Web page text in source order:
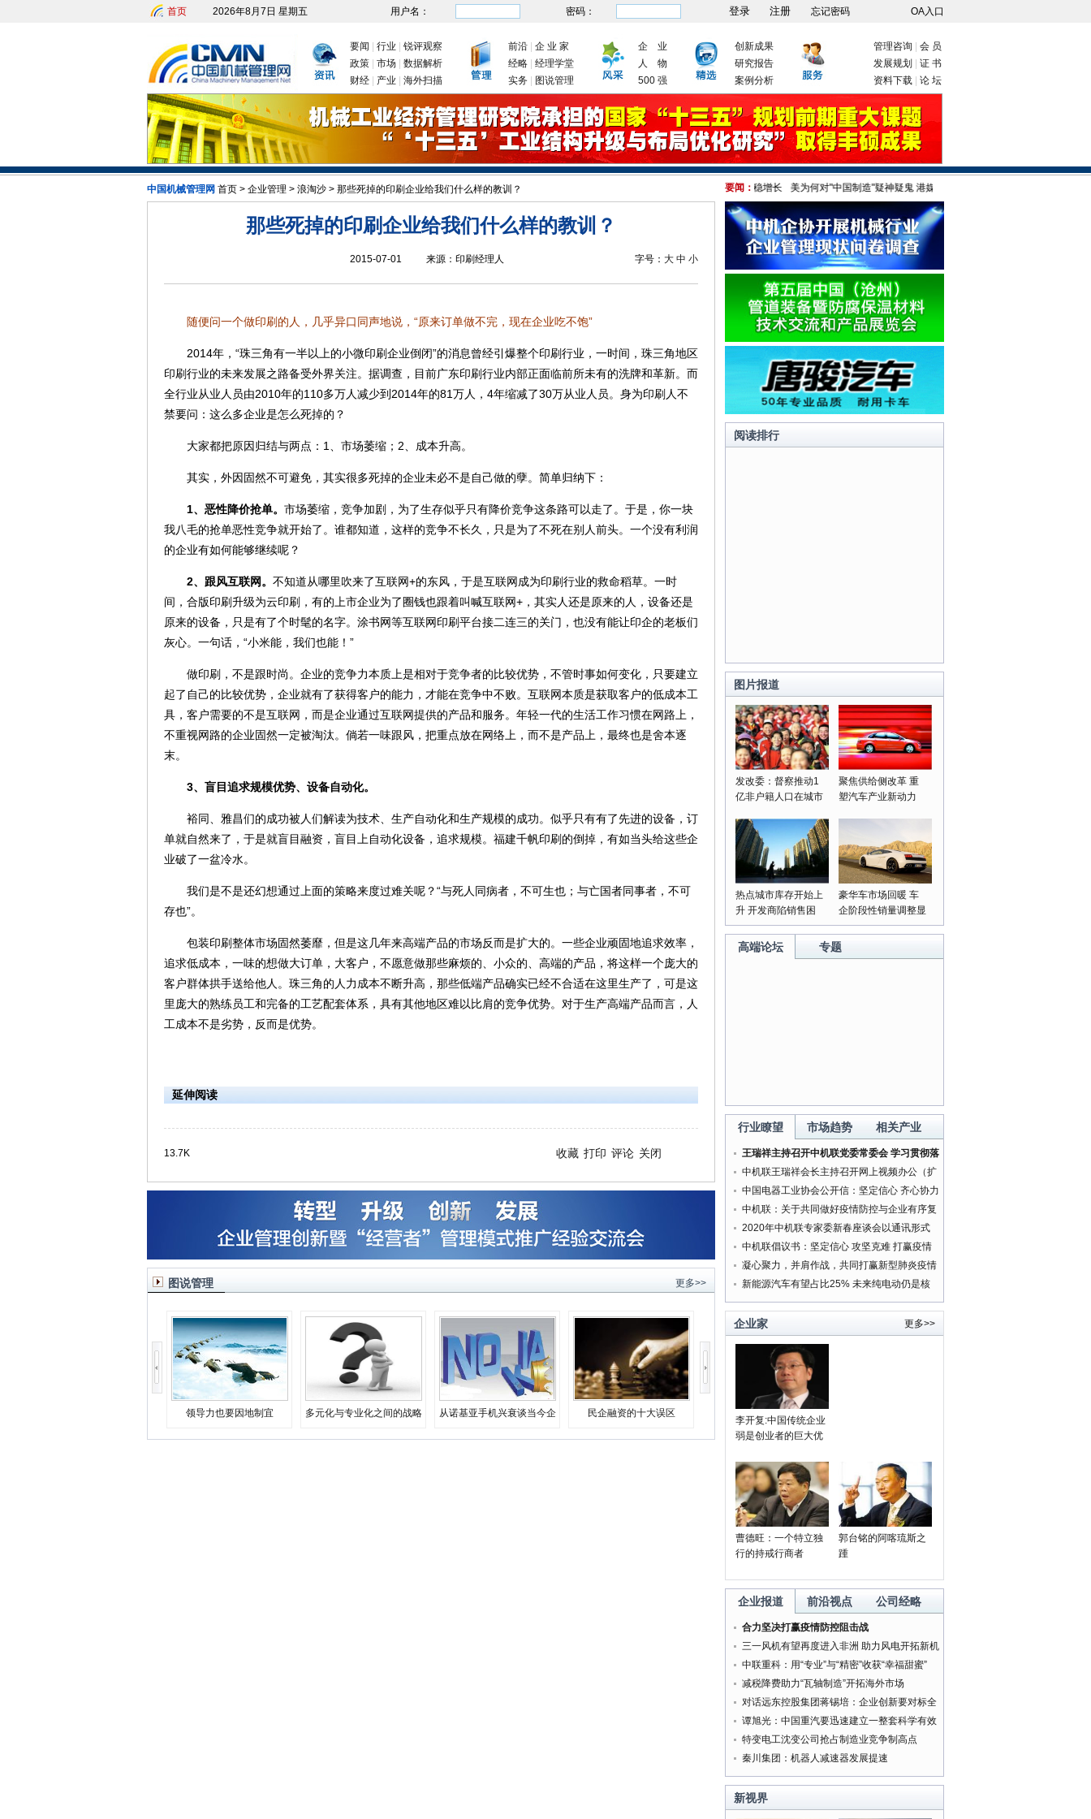
首页 2026年8月7日 星期五 用户名： 密码： 忘记密码 OA入口
要闻 行业
锐评观察
政策
市场
数据解析
财经
产业 海外扫描
前沿
企 业 家
经略
经理学堂
实务
图说管理
企 业
人 物
500 强
创新成果
研究报告
案例分析
管理咨询
会 员
发展规划
证 书
资料下载
论 坛
中国机械管理网 首页 > 企业管理 > 浪淘沙 > 那些死掉的印刷企业给我们什么样的教训？ 要闻：
发改委：九大举措有序推动企业复工复产 新年首次国务院常务会议为何聚焦制造业 我国出台四大举措促进制造业稳增长 美为何对"中国制造"疑神疑鬼 港媒:只因伤自尊!
那些死掉的印刷企业给我们什么样的教训？
字号： 大 中 小
2015-07-01 来源： 印刷经理人
随便问一个做印刷的人，几乎异口同声地说，“原来订单做不完，现在企业吃不饱”
2014年，“珠三角有一半以上的小微印刷企业倒闭”的消息曾经引爆整个印刷行业，一时间，珠三角地区
印刷行业的未来发展之路备受外界关注。据调查，目前广东印刷行业内部正面临前所未有的洗牌和革新。而
全行业从业人员由2010年的110多万人减少到2014年的81万人，4年缩减了30万从业人员。身为印刷人不
禁要问：这么多企业是怎么死掉的？
大家都把原因归结与两点：1、市场萎缩；2、成本升高。
其实，外因固然不可避免，其实很多死掉的企业未必不是自己做的孽。简单归纳下：
1、恶性降价抢单。 市场萎缩，竞争加剧，为了生存似乎只有降价竞争这条路可以走了。于是，你一块
我八毛的抢单恶性竞争就开始了。谁都知道，这样的竞争不长久，只是为了不死在别人前头。一个没有利润
的企业有如何能够继续呢？
2、跟风互联网。 不知道从哪里吹来了互联网+的东风，于是互联网成为印刷行业的救命稻草。一时
间，合版印刷升级为云印刷，有的上市企业为了圈钱也跟着叫喊互联网+，其实人还是原来的人，设备还是
原来的设备，只是有了个时髦的名字。涂书网等互联网印刷平台接二连三的关门，也没有能让印企的老板们
灰心。一句话，“小米能，我们也能！”
做印刷，不是跟时尚。企业的竞争力本质上是相对于竞争者的比较优势，不管时事如何变化，只要建立
起了自己的比较优势，企业就有了获得客户的能力，才能在竞争中不败。互联网本质是获取客户的低成本工
具，客户需要的不是互联网，而是企业通过互联网提供的产品和服务。年轻一代的生活工作习惯在网路上，
不重视网路的企业固然一定被淘汰。倘若一味跟风，把重点放在网络上，而不是产品上，最终也是舍本逐
末。
3、盲目追求规模优势、设备自动化。
裕同、雅昌们的成功被人们解读为技术、生产自动化和生产规模的成功。似乎只有有了先进的设备，订
单就自然来了，于是就盲目融资，盲目上自动化设备，追求规模。福建千帆印刷的倒掉，有如当头给这些企
业破了一盆冷水。
我们是不是还幻想通过上面的策略来度过难关呢？“与死人同病者，不可生也；与亡国者同事者，不可
存也”。
包装印刷整体市场固然萎靡，但是这几年来高端产品的市场反而是扩大的。一些企业顽固地追求效率，
追求低成本，一味的想做大订单，大客户，不愿意做那些麻烦的、小众的、高端的产品，将这样一个庞大的
客户群体拱手送给他人。珠三角的人力成本不断升高，那些低端产品确实已经不合适在这里生产了，可是这
里庞大的熟练员工和完备的工艺配套体系，具有其他地区难以比肩的竞争优势。对于生产高端产品而言，人
工成本不是劣势，反而是优势。
延伸阅读
13.7K 收藏 打印 评论 关闭
图说管理 更多>>
领导力也要因地制宜
多元化与专业化之间的战略
从诺基亚手机兴衰谈当今企
民企融资的十大误区 领导者的强制权力
阅读排行
图片报道
发改委：督察推动1
亿非户籍人口在城市
聚焦供给侧改革 重
塑汽车产业新动力
热点城市库存开始上
升 开发商陷销售困
局
豪华车市场回暖 车
企阶段性销量调整显
成果
高端论坛 专题
行业瞭望 市场趋势 相关产业
王瑞祥主持召开中机联党委常委会 学习贯彻落
实中央精神研究部署有关工作
中机联王瑞祥会长主持召开网上视频办公（扩
大）会
中国电器工业协会公开信：坚定信心 齐心协力
打赢新型肺炎疫情防控阻击战
中机联：关于共同做好疫情防控与企业有序复
工复产服务工作的通知
2020年中机联专家委新春座谈会以通讯形式
按时召开
中机联倡议书：坚定信心 攻坚克难 打赢疫情
防控人民战争
凝心聚力，并肩作战，共同打赢新型肺炎疫情
防控阻击战
新能源汽车有望占比25% 未来纯电动仍是核
心方向
企业家 更多>>
李开复:中国传统企业
弱是创业者的巨大优
曹德旺：一个特立独
行的持戒行商者
郭台铭的阿喀琉斯之
踵
企业报道 前沿视点 公司经略
合力坚决打赢疫情防控阻击战
三一风机有望再度进入非洲 助力风电开拓新机
遇
中联重科：用“专业”与“精密”收获“幸福甜蜜”
减税降费助力“瓦轴制造”开拓海外市场
对话远东控股集团蒋锡培：企业创新要对标全
球最好的企业
谭旭光：中国重汽要迅速建立一整套科学有效
的管理体系
特变电工沈变公司抢占制造业竞争制高点
秦川集团：机器人减速器发展提速
新视界